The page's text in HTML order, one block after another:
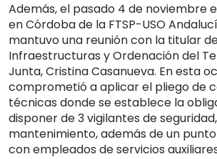
Además, el pasado 4 de noviembre
en Córdoba de la FTSP-USO
mantuvo una reunión con la titular
Infraestructuras y Ordenación del
Junta, Cristina Casanueva. En esta
comprometió a aplicar el pliego de
técnicas donde se establece la
disponer de 3 vigilantes de
mantenimiento, además de un
con empleados de servicios